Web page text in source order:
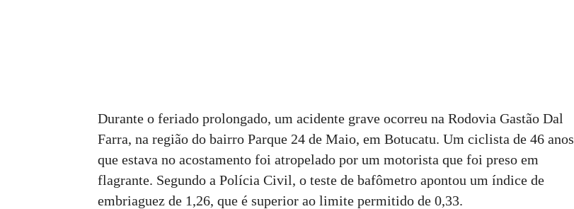
Durante o feriado prolongado, um acidente grave ocorreu na Rodovia Gastão Dal
Farra, na região do bairro Parque 24 de Maio, em Botucatu. Um ciclista de 46 anos
que estava no acostamento foi atropelado por um motorista que foi preso em
flagrante. Segundo a Polícia Civil, o teste de bafômetro apontou um índice de
embriaguez de 1,26, que é superior ao limite permitido de 0,33.